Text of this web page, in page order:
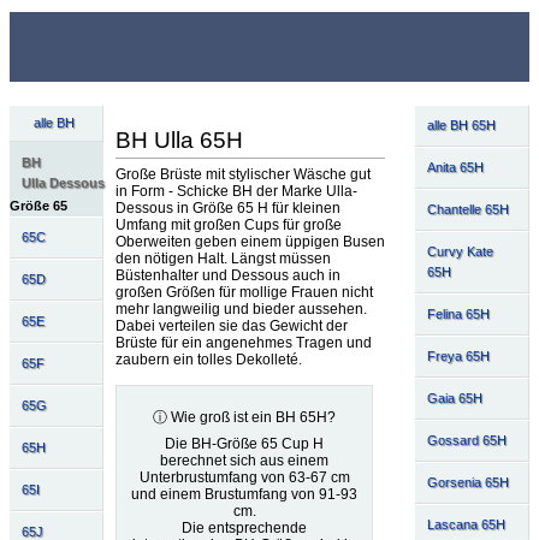
alle BH
BH
Ulla Dessous
Größe 65
65C
65D
65E
65F
65G
65H
65I
65J
alle BH 65H
Anita 65H
Chantelle 65H
Curvy Kate
65H
Felina 65H
Freya 65H
Gaia 65H
Gossard 65H
Gorsenia 65H
Lascana 65H
BH Ulla 65H
Große Brüste mit stylischer Wäsche gut
in Form - Schicke BH der Marke Ulla-
Dessous in Größe 65 H für kleinen
Umfang mit großen Cups für große
Oberweiten geben einem üppigen Busen
den nötigen Halt. Längst müssen
Büstenhalter und Dessous auch in
großen Größen für mollige Frauen nicht
mehr langweilig und bieder aussehen.
Dabei verteilen sie das Gewicht der
Brüste für ein angenehmes Tragen und
zaubern ein tolles Dekolleté.
ⓘ Wie groß ist ein BH 65H?
Die BH-Größe 65 Cup H
berechnet sich aus einem
Unterbrustumfang von 63-67 cm
und einem Brustumfang von 91-93
cm.
Die entsprechende